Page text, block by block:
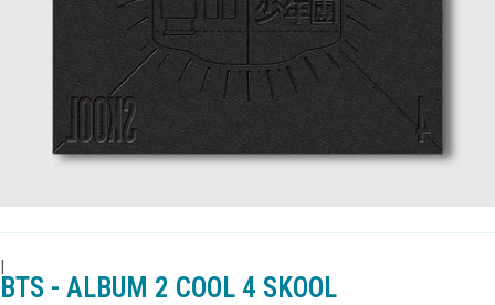
|
BTS - ALBUM 2 COOL 4 SKOOL